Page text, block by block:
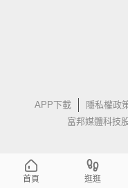
APP下載 隱私權政
富邦媒體科技
首頁 逛逛